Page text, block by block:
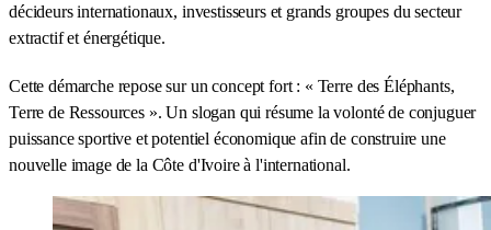
décideurs internationaux, investisseurs et grands groupes du secteur
extractif et énergétique.
Cette démarche repose sur un concept fort : « Terre des Éléphants,
Terre de Ressources ». Un slogan qui résume la volonté de conjuguer
puissance sportive et potentiel économique afin de construire une
nouvelle image de la Côte d'Ivoire à l'international.